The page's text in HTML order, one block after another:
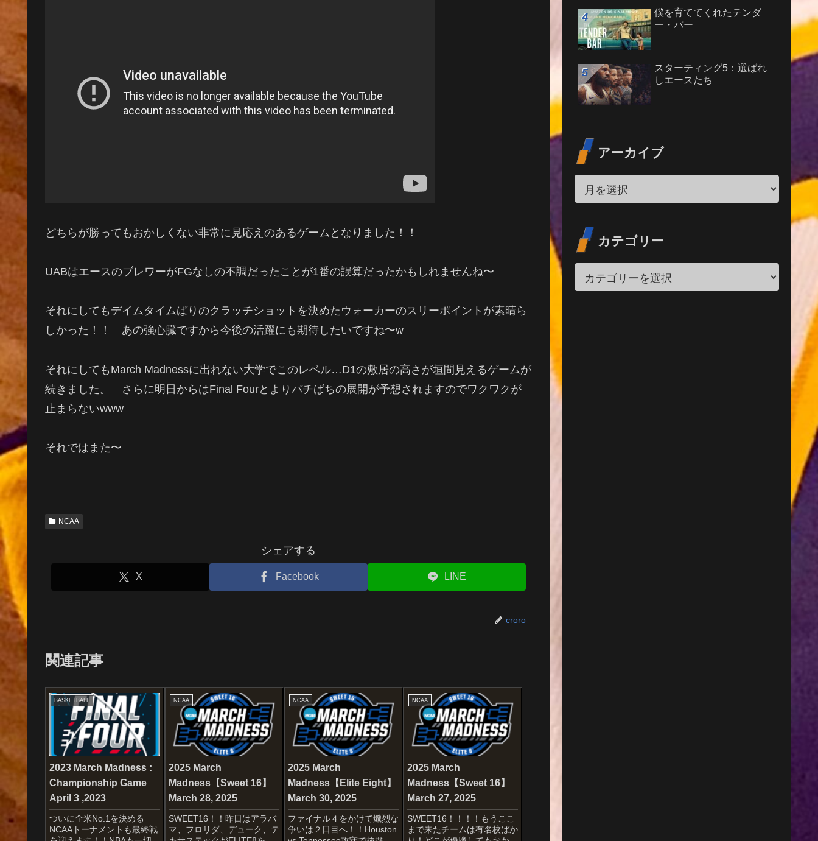
どちらが勝ってもおかしくない非常に見応えのあるゲームとなりました！！
UABはエースのブレワーがFGなしの不調だったことが1番の誤算だったかもしれませんね〜
それにしてもデイムタイムばりのクラッチショットを決めたウォーカーのスリーポイントが素晴ら
しかった！！ あの強心臓ですから今後の活躍にも期待したいですね〜w
それにしてもMarch Madnessに出れない大学でこのレベル…D1の敷居の高さが垣間見えるゲームが
続きました。 さらに明日からはFinal Fourとよりバチばちの展開が予想されますのでワクワクが
止まらないwww
それではまた〜
NCAA
シェアする
X Facebook LINE
croro
関連記事
BASKETBALL
2023 March Madness :
Championship Game
April 3 ,2023
ついに全米No.1を決める
NCAAトーナメントも最終戦
NCAA
2025 March
Madness【Sweet 16】
March 28, 2025
SWEET16！！昨日はアラバ
マ、フロリダ、デューク、テ
NCAA
2025 March
Madness【Elite Eight】
March 30, 2025
ファイナル４をかけて熾烈な
争いは２日目へ！！Houston
NCAA
2025 March
Madness【Sweet 16】
March 27, 2025
SWEET16！！！！もうここ
まで来たチームは有名校ばか
僕を育ててくれたテンダ
ー・バー
スターティング5：選ばれ
しエースたち
アーカイブ
カテゴリー